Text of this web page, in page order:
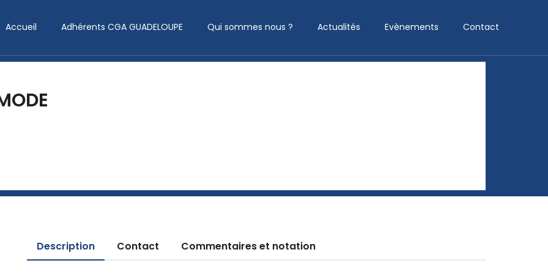
Accueil Adhérents CGA GUADELOUPE Qui sommes nous ? Actualités Evènements Contact
Description Contact Commentaires et notation